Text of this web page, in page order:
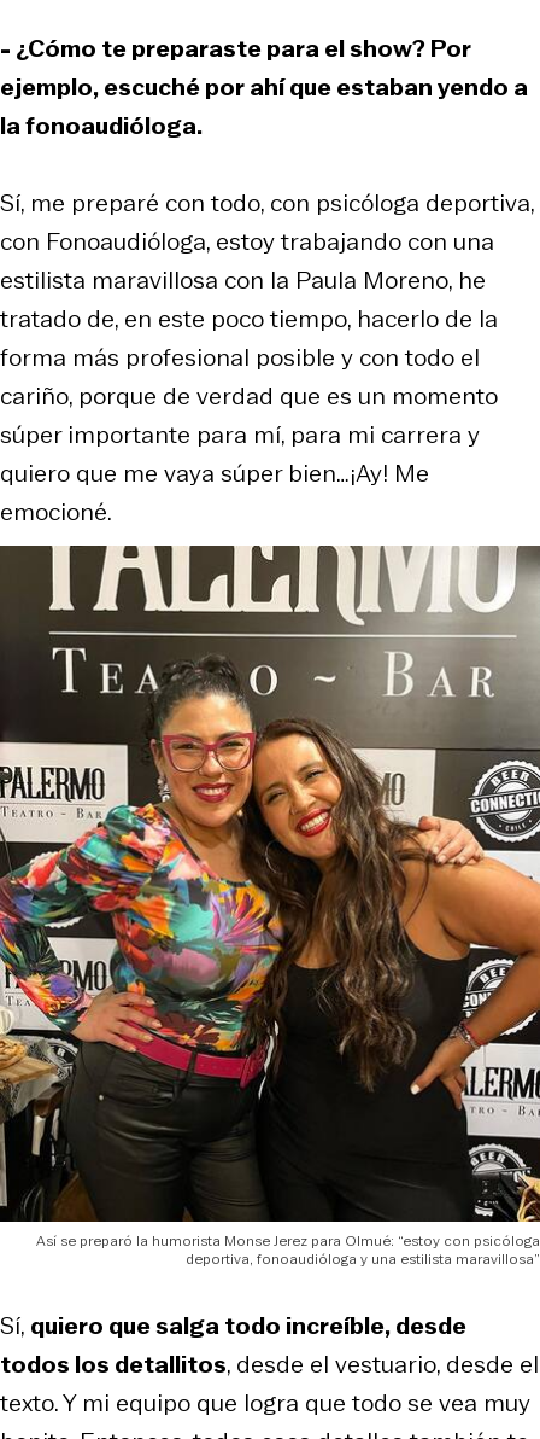
- ¿Cómo te preparaste para el show? Por
ejemplo, escuché por ahí que estaban yendo a
la fonoaudióloga.
Sí, me preparé con todo, con psicóloga deportiva,
con Fonoaudióloga, estoy trabajando con una
estilista maravillosa con la Paula Moreno, he
tratado de, en este poco tiempo, hacerlo de la
forma más profesional posible y con todo el
cariño, porque de verdad que es un momento
súper importante para mí, para mi carrera y
quiero que me vaya súper bien…¡Ay! Me
emocioné.
Así se preparó la humorista Monse Jerez para Olmué: “estoy con psicóloga
deportiva, fonoaudióloga y una estilista maravillosa”
Sí, quiero que salga todo increíble, desde
todos los detallitos, desde el vestuario, desde el
texto. Y mi equipo que logra que todo se vea muy